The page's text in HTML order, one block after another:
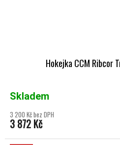
Hokejka CCM Ribcor
Skladem
3 200 Kč bez DPH
3 872 Kč